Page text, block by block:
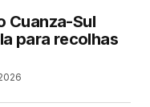
Cuanza-Sul
para recolhas